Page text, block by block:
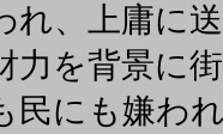
れ、上庸に
力を背景に
民にも嫌わ